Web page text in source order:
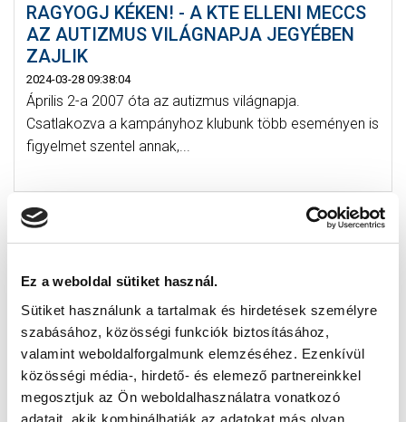
Ez a weboldal sütiket használ.
Sütiket használunk a tartalmak és hirdetések személyre
szabásához, közösségi funkciók biztosításához,
valamint weboldalforgalmunk elemzéséhez. Ezenkívül
közösségi média-, hirdető- és elemező partnereinkkel
megosztjuk az Ön weboldalhasználatra vonatkozó
adatait, akik kombinálhatják az adatokat más olyan
RAGYOGJ KÉKEN! - A KTE ELLENI MECCS
AZ AUTIZMUS VILÁGNAPJA JEGYÉBEN
ZAJLIK
2024-03-28 09:38:04
Április 2-a 2007 óta az autizmus világnapja.
Csatlakozva a kampányhoz klubunk több eseményen is
figyelmet szentel annak,...